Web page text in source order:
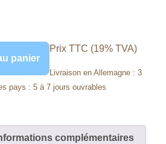
panier
Prix TTC (19% TVA)
Livraison en Allemagne : 3
pays : 5 à 7 jours ouvrables
complémentaires